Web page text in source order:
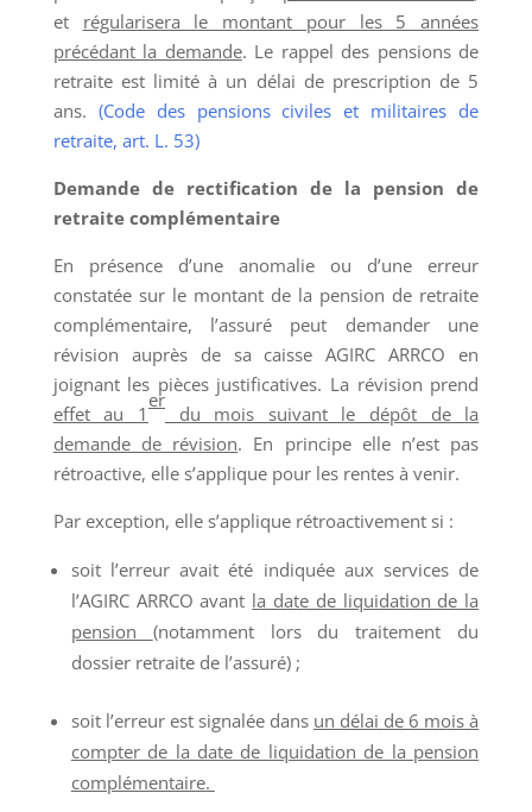
et régularisera le montant pour les 5 années
précédant la demande. Le rappel des pensions de
retraite est limité à un délai de prescription de 5
ans. (Code des pensions civiles et militaires de
retraite, art. L. 53)
Demande de rectification de la pension de
retraite complémentaire
En présence d’une anomalie ou d’une erreur
constatée sur le montant de la pension de retraite
complémentaire, l’assuré peut demander une
révision auprès de sa caisse AGIRC ARRCO en
joignant les pièces justificatives. La révision prend
effet au 1
er
du mois suivant le dépôt de la
demande de révision. En principe elle n’est pas
rétroactive, elle s’applique pour les rentes à venir.
Par exception, elle s’applique rétroactivement si :
soit l’erreur avait été indiquée aux services de
l’AGIRC ARRCO avant la date de liquidation de la
pension (notamment lors du traitement du
dossier retraite de l’assuré) ;
soit l’erreur est signalée dans un délai de 6 mois à
compter de la date de liquidation de la pension
complémentaire.